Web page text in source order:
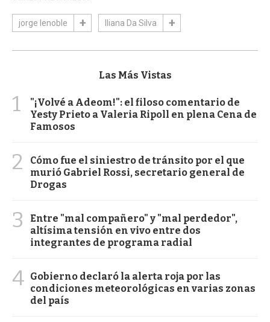
jorge lenoble Iliana Da Silva
Las Más Vistas
1
"¡Volvé a Adeom!": el filoso comentario de
Yesty Prieto a Valeria Ripoll en plena Cena de
Famosos
2
Cómo fue el siniestro de tránsito por el que
murió Gabriel Rossi, secretario general de
Drogas
3
Entre "mal compañero" y "mal perdedor",
altísima tensión en vivo entre dos
integrantes de programa radial
4 Gobierno declaró la alerta roja por las
condiciones meteorológicas en varias zonas
del país